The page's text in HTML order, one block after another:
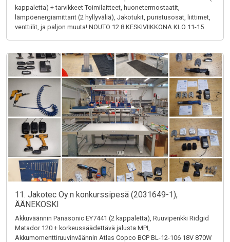
kappaletta) + tarvikkeet Toimilaitteet, huonetermostaatit,
lämpöenergiamittarit (2 hyllyväliä), Jakotukit, puristusosat, liittimet,
venttiilit, ja paljon muuta! NOUTO 12.8 KESKIVIIKKONA KLO 11-15
11. Jakotec Oy:n konkurssipesä (2031649-1),
ÄÄNEKOSKI
Akkuväännin Panasonic EY7441 (2 kappaletta), Ruuvipenkki Ridgid
Matador 120 + korkeussäädettävä jalusta MPI,
Akkumomenttiruuvinväännin Atlas Copco BCP BL-12-106 18V 870W